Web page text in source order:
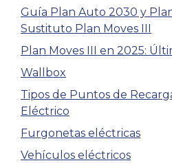
Guía Plan Auto 2030 y
Sustituto Plan Moves III
Plan Moves III en 2025:
Wallbox
Tipos de Puntos de
Eléctrico
Furgonetas eléctricas
Vehículos eléctricos